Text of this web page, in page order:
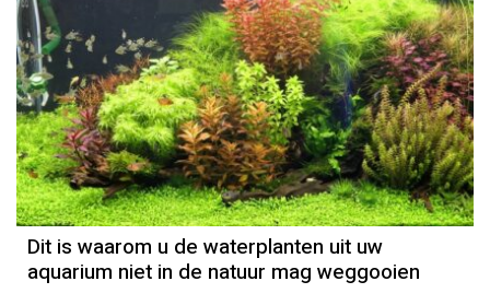
Dit is waarom u de waterplanten uit uw
aquarium niet in de natuur mag weggooien